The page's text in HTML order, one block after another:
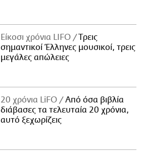
Είκοσι χρόνια LIFO
Tρεις
σημαντικοί Έλληνες μουσικοί, τρεις
μεγάλες απώλειες
20 χρόνια LiFO
Από όσα βιβλία
διάβασες τα τελευταία 20 χρόνια,
αυτό ξεχωρίζεις